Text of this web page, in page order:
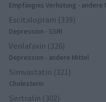
Empfängnis Verhütung - andere
Escitalopram (339)
Depression - SSRI
Venlafaxin (326)
Depression - andere Mittel
Simvastatin (321)
Cholesterin
Sertralin (302)